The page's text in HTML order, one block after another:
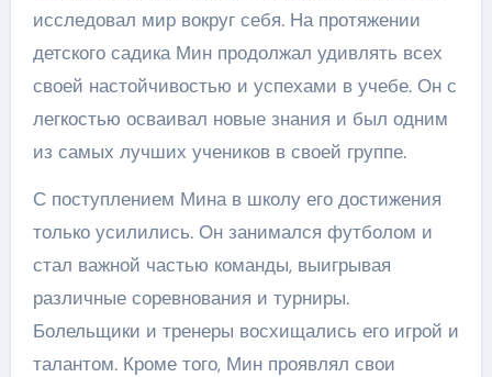
исследовал мир вокруг себя. На протяжении
детского садика Мин продолжал удивлять всех
своей настойчивостью и успехами в учебе. Он с
легкостью осваивал новые знания и был одним
из самых лучших учеников в своей группе.
С поступлением Мина в школу его достижения
только усилились. Он занимался футболом и
стал важной частью команды, выигрывая
различные соревнования и турниры.
Болельщики и тренеры восхищались его игрой и
талантом. Кроме того, Мин проявлял свои